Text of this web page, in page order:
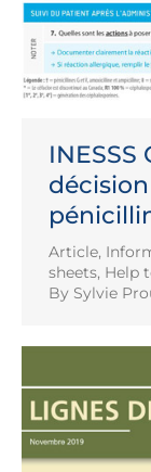
INESSS
Article,
sheets, Help
By Sylvie